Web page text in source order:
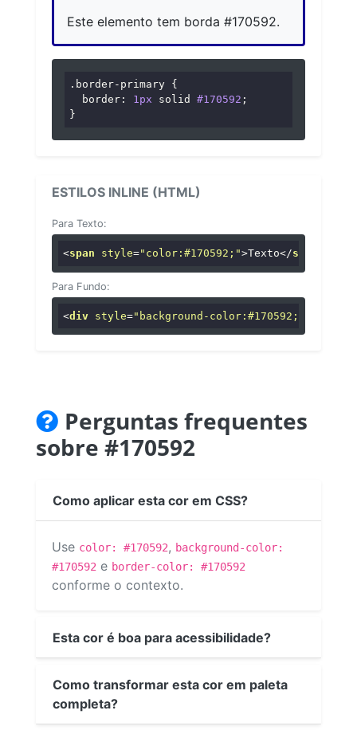
Este elemento tem borda #170592.
.border-primary {
border : 1px solid #170592 ;
}
ESTILOS INLINE (HTML)
Para Texto:
<span style="color:#170592;">Texto</span
Para Fundo:
<div style="background-color:#170592;"
Perguntas frequentes
sobre #170592
Como aplicar esta cor em CSS?
Use color: #170592, background-color:
#170592 e border-color: #170592
conforme o contexto.
Esta cor é boa para acessibilidade?
Como transformar esta cor em paleta
completa?